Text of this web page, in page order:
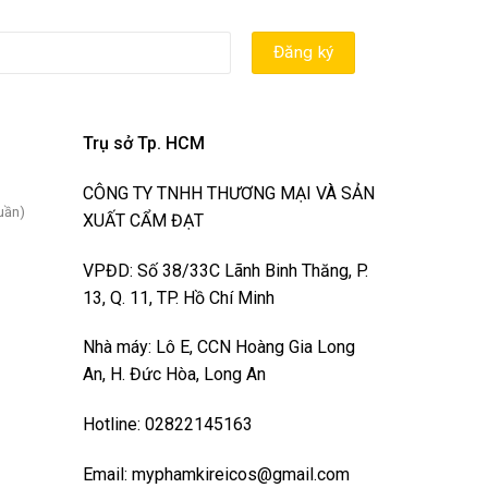
Trụ sở Tp. HCM
CÔNG TY TNHH THƯƠNG MẠI VÀ SẢN
XUẤT CẨM ĐẠT
VPĐD: Số 38/33C Lãnh Binh Thăng, P.
13, Q. 11, TP. Hồ Chí Minh
Nhà máy: Lô E, CCN Hoàng Gia Long
An, H. Đức Hòa, Long An
Hotline: 02822145163
Email: myphamkireicos@gmail.com